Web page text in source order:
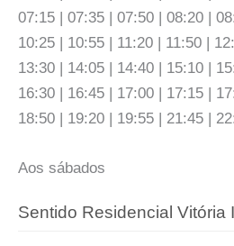
07:15 | 07:35 | 07:50 | 08:20 |
10:25 | 10:55 | 11:20 | 11:50 |
13:30 | 14:05 | 14:40 | 15:10 |
16:30 | 16:45 | 17:00 | 17:15 |
18:50 | 19:20 | 19:55 | 21:45 |
Aos sábados
Sentido Residencial Vitória